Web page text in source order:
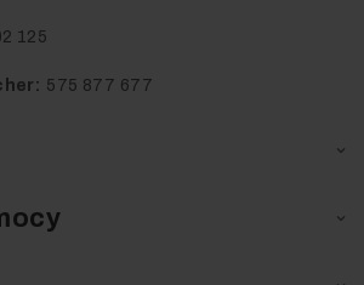


125
575 877 677